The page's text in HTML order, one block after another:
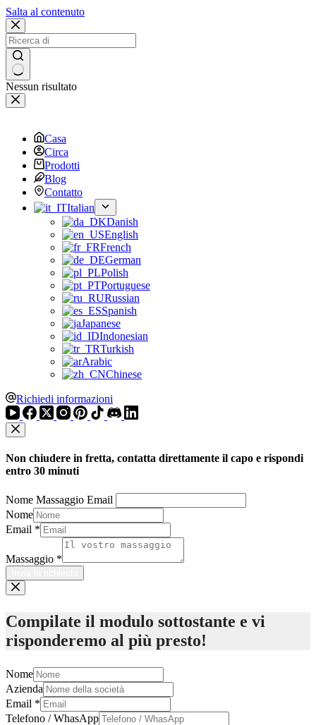
Salta al contenuto
Nessun risultato
Casa
Circa
Prodotti
Blog
Contatto
Italian
Danish
English
French
German
Polish
Portuguese
Russian
Spanish
Japanese
Indonesian
Turkish
Arabic
Chinese
Richiedi informazioni
Non chiudere in fretta, contatta direttamente il capo e rispondi
entro 30 minuti
Nome Massaggio Email
Nome
Email *
Massaggio *
Compilate il modulo sottostante e vi
risponderemo al più presto!
Nome
Azienda
Email *
Telefono / WhasApp